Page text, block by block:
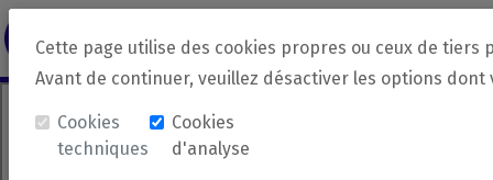
revirada Langue source Langue
Cette page utilise des cookies propres ou ceux de
Avant de continuer, veuillez désactiver les options dont
Cookies
techniques
Cookies
d'analyse